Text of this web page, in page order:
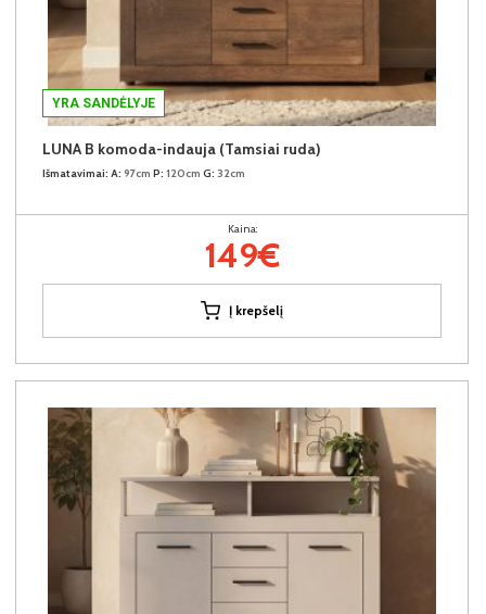
YRA SANDĖLYJE
LUNA B komoda-indauja (Tamsiai ruda)
Išmatavimai: A: 97cm P: 120cm G: 32cm
Kaina:
149€
Į krepšelį